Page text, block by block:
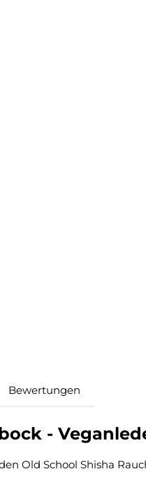
Bewertungen
-
Old School Shisha